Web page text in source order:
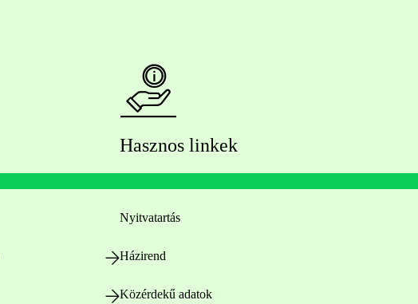
Hasznos linkek
Nyitvatartás
Házirend
Közérdekű adatok